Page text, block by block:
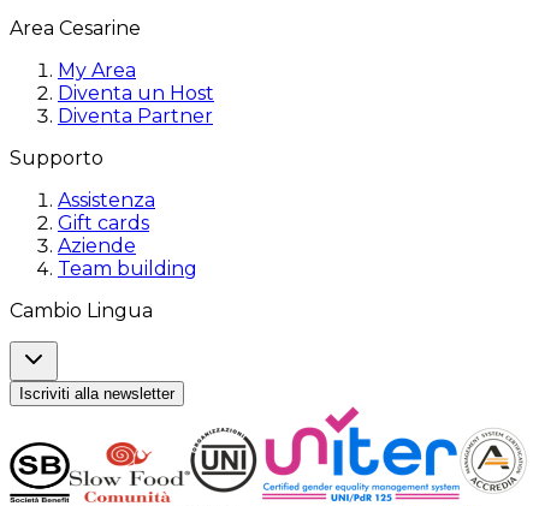
Area Cesarine
My Area
Diventa un Host
Diventa Partner
Supporto
Assistenza
Gift cards
Aziende
Team building
Cambio Lingua
Iscriviti alla newsletter